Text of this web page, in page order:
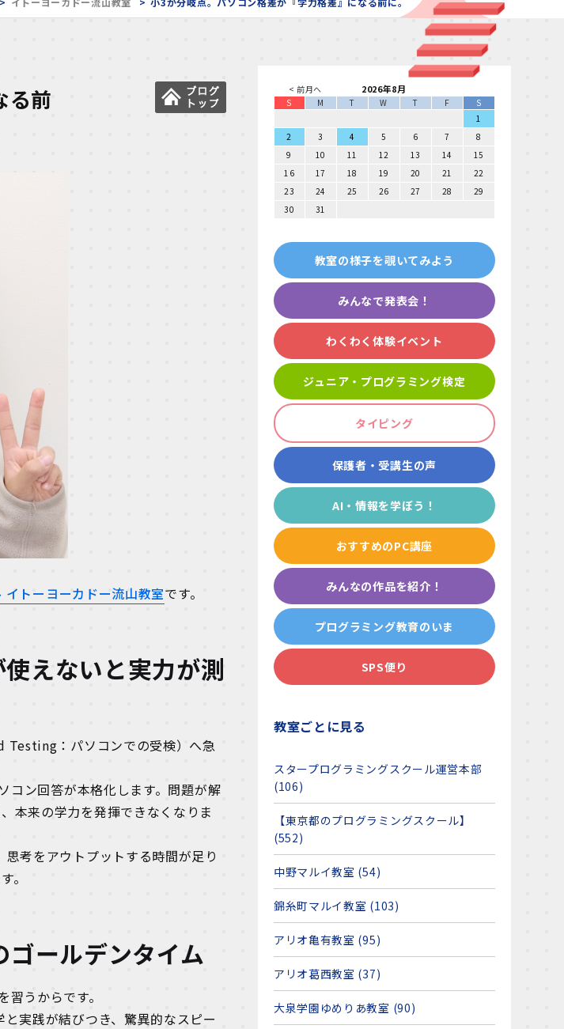
る前
トーヨーカドー流山教室です。
えないと実力が測
Testing：パソコンでの受検）へ急
コン回答が本格化します。問題が解
本来の学力を発揮できなくなりま
考をアウトプットする時間が足り
。
ールデンタイム
うからです。
実践が結びつき、驚異的なスピー
< 前月へ 2026年8月
S M T W T F
S
1
2
3 4 5 6 7
8
9
10 11 12 13 14
15
16
17 18 19 20 21
22
23
24 25 26 27 28
29
30
31
教室の様子を覗いてみよう
みんなで発表会！
わくわく体験イベント
ジュニア・プログラミング検定
タイピング
保護者・受講生の声
AI・情報を学ぼう！
おすすめのPC講座
みんなの作品を紹介！
プログラミング教育のいま
SPS便り
教室ごとに見る
スタープログラミングスクール運営本部
(106)
【東京都のプログラミングスクール】
(552)
中野マルイ教室 (54)
錦糸町マルイ教室 (103)
アリオ亀有教室 (95)
アリオ葛西教室 (37)
大泉学園ゆめりあ教室 (90)